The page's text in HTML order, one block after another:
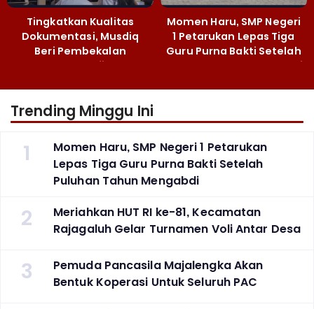
Tingkatkan Kualitas
Dokumentasi, Musdiq
Beri Pembekalan
Fotografi ‎
Momen Haru, SMP Negeri
1 Petarukan Lepas Tiga
Guru Purna Bakti Setelah
Puluhan Tahun Mengabdi
Trending Minggu Ini
1
Momen Haru, SMP Negeri 1 Petarukan
Lepas Tiga Guru Purna Bakti Setelah
Puluhan Tahun Mengabdi
2
Meriahkan HUT RI ke-81, Kecamatan
Rajagaluh Gelar Turnamen Voli Antar Desa
3
Pemuda Pancasila Majalengka Akan
Bentuk Koperasi Untuk Seluruh PAC